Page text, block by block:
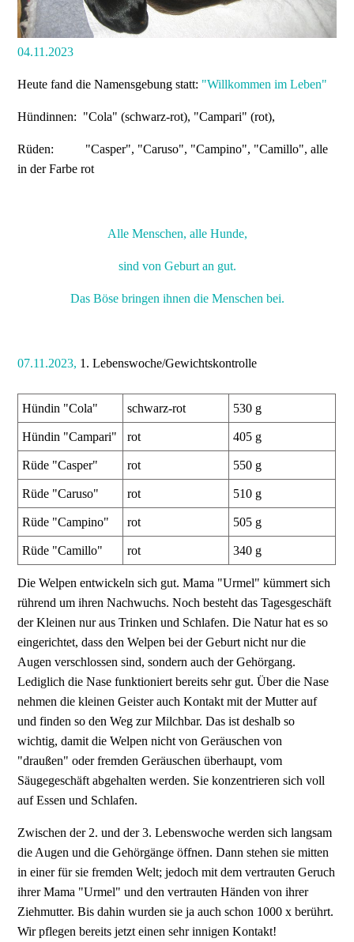
04.11.2023
Heute fand die Namensgebung statt: "Willkommen im Leben"
Hündinnen: "Cola" (schwarz-rot), "Campari" (rot),
Rüden: "Casper", "Caruso", "Campino", "Camillo", alle
in der Farbe rot
Alle Menschen, alle Hunde,
sind von Geburt an gut.
Das Böse bringen ihnen die Menschen bei.
07.11.2023, 1. Lebenswoche/Gewichtskontrolle
Hündin "Cola" schwarz-rot 530 g
Hündin "Campari" rot 405 g
Rüde "Casper" rot 550 g
Rüde "Caruso" rot 510 g
Rüde "Campino" rot 505 g
Rüde "Camillo" rot 340 g
Die Welpen entwickeln sich gut. Mama "Urmel" kümmert sich
rührend um ihren Nachwuchs. Noch besteht das Tagesgeschäft
der Kleinen nur aus Trinken und Schlafen. Die Natur hat es so
eingerichtet, dass den Welpen bei der Geburt nicht nur die
Augen verschlossen sind, sondern auch der Gehörgang.
Lediglich die Nase funktioniert bereits sehr gut. Über die Nase
nehmen die kleinen Geister auch Kontakt mit der Mutter auf
und finden so den Weg zur Milchbar. Das ist deshalb so
wichtig, damit die Welpen nicht von Geräuschen von
"draußen" oder fremden Geräuschen überhaupt, vom
Säugegeschäft abgehalten werden. Sie konzentrieren sich voll
auf Essen und Schlafen.
Zwischen der 2. und der 3. Lebenswoche werden sich langsam
die Augen und die Gehörgänge öffnen. Dann stehen sie mitten
in einer für sie fremden Welt; jedoch mit dem vertrauten Geruch
ihrer Mama "Urmel" und den vertrauten Händen von ihrer
Ziehmutter. Bis dahin wurden sie ja auch schon 1000 x berührt.
Wir pflegen bereits jetzt einen sehr innigen Kontakt!